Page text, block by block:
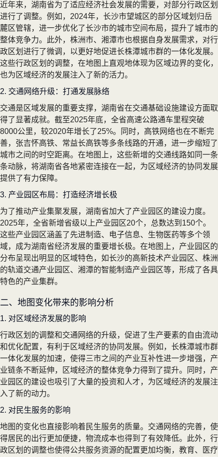
近年来，湖南省为了适应经济社会发展的需要，对部分行政区划
进行了调整。例如，2024年，长沙市望城区的部分区域划归岳
麓区管辖，进一步优化了长沙市的城市空间布局，提升了城市的
整体竞争力。此外，株洲市、湘潭市也根据自身发展需求，对行
政区划进行了微调，以更好地促进长株潭城市群的一体化发展。
这些行政区划的调整，在地图上直观地体现为区域边界的变化，
也为区域经济的发展注入了新的活力。
2. 交通网络升级：打通发展脉络
交通是区域发展的重要支撑，湖南省在交通基础设施建设方面取
得了显著成就。截至2025年底，全省高速公路通车里程突破
8000公里，较2020年增长了25%。同时，高铁网络也在不断完
善，张吉怀高铁、常益长高铁等多条线路的开通，进一步缩短了
城市之间的时空距离。在地图上，这些新增的交通线路如同一条
条动脉，将湖南省各地紧密连接在一起，为区域经济的协同发展
提供了有力保障。
3. 产业园区布局：打造经济增长极
为了推动产业集聚发展，湖南省加大了产业园区的建设力度。
2025年，全省新增省级以上产业园区20个，总数达到150个。
这些产业园区涵盖了先进制造、电子信息、生物医药等多个领
域，成为湖南省经济发展的重要增长极。在地图上，产业园区的
分布呈现出明显的区域特色，如长沙的高新技术产业园区、株洲
的轨道交通产业园区、湘潭的智能制造产业园区等，形成了各具
特色的产业集群。
二、地图变化带来的影响分析
1. 对区域经济发展的影响
行政区划的调整和交通网络的升级，促进了生产要素的自由流动
和优化配置，有利于区域经济的协同发展。例如，长株潭城市群
一体化发展的加速，使得三市之间的产业互补性进一步增强，产
业链条不断延伸，区域经济的整体竞争力得到了提升。同时，产
业园区的建设也吸引了大量的投资和人才，为区域经济的发展注
入了新的动力。
2. 对民生服务的影响
地图的变化也直接影响着民生服务的质量。交通网络的完善，使
得居民的出行更加便捷，物流成本也得到了有效降低。此外，行
政区划的调整也使得公共服务资源的配置更加均衡，教育、医疗